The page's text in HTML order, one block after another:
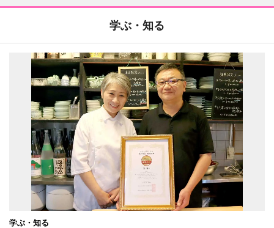
学ぶ・知る
学ぶ・知る